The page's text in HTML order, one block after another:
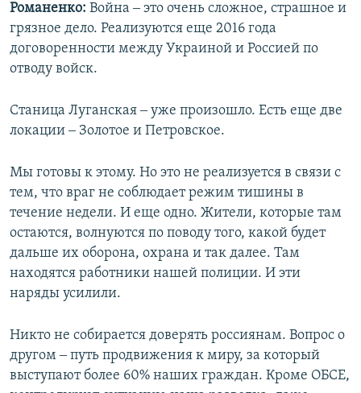
Романенко: Война ‒ это очень сложное, страшное и
грязное дело. Реализуются еще 2016 года
договоренности между Украиной и Россией по
отводу войск.
Станица Луганская ‒ уже произошло. Есть еще две
локации ‒ Золотое и Петровское.
Мы готовы к этому. Но это не реализуется в связи с
тем, что враг не соблюдает режим тишины в
течение недели. И еще одно. Жители, которые там
остаются, волнуются по поводу того, какой будет
дальше их оборона, охрана и так далее. Там
находятся работники нашей полиции. И эти
наряды усилили.
Никто не собирается доверять россиянам. Вопрос о
другом ‒ путь продвижения к миру, за который
выступают более 60% наших граждан. Кроме ОБСЕ,